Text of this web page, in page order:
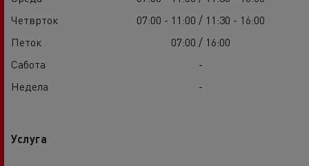
Четврток
07:00 - 11:00 / 11:30 - 16:00
Петок
07:00 / 16:00
Сабота
-
Недела
-
Услуга